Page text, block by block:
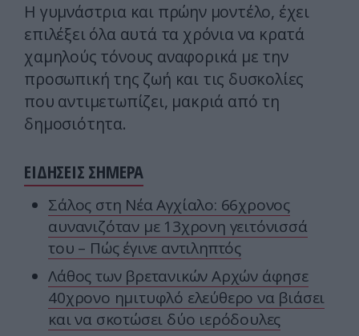
Η γυμνάστρια και πρώην μοντέλο, έχει
επιλέξει όλα αυτά τα χρόνια να κρατά
χαμηλούς τόνους αναφορικά με την
προσωπική της ζωή και τις δυσκολίες
που αντιμετωπίζει, μακριά από τη
δημοσιότητα.
ΕΙΔΗΣΕΙΣ ΣΗΜΕΡΑ
Σάλος στη Νέα Αγχίαλο: 66χρονος
αυνανιζόταν με 13χρονη γειτόνισσά
του – Πώς έγινε αντιληπτός
Λάθος των βρετανικών Αρχών άφησε
40χρονο ημιτυφλό ελεύθερο να βιάσει
και να σκοτώσει δύο ιερόδουλες